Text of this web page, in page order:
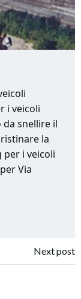
i veicoli
snellire il
la
i veicoli
Via
Next post